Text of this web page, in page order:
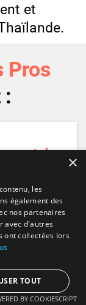
et
Pros
:
de
×
les
également des
nos partenaires
avec d'autres
ont collectées lors
TOUT
BY COOKIESCRIPT